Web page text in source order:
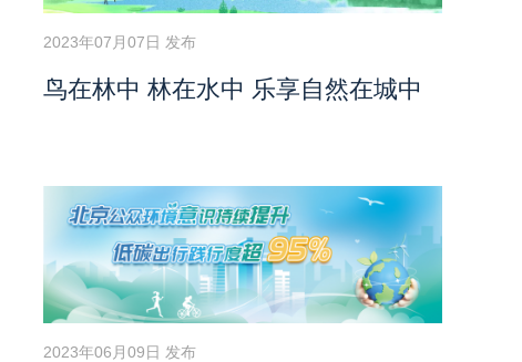
2023年07月07日 发布
鸟在林中 林在水中 乐享自然在城中
2023年06月09日 发布